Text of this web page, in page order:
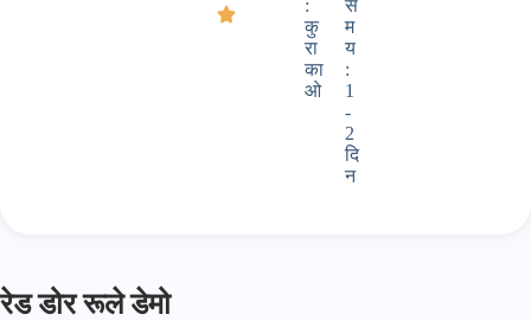
:
कु
रा
का
ओ
स
म
य
:
1
-
2
दि
न
रेड डोर रूले डेमो